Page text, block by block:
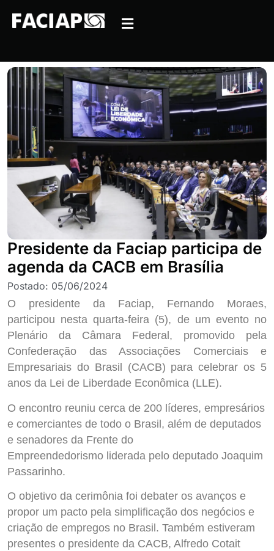
Presidente da Faciap participa de
agenda da CACB em Brasília
Postado: 05/06/2024
O presidente da Faciap, Fernando Moraes,
participou nesta quarta-feira (5), de um evento no
Plenário da Câmara Federal, promovido pela
Confederação das Associações Comerciais e
Empresariais do Brasil (CACB) para celebrar os 5
anos da Lei de Liberdade Econômica (LLE).
O encontro reuniu cerca de 200 líderes, empresários
e comerciantes de todo o Brasil, além de deputados
e senadores da Frente do
Empreendedorismo liderada pelo deputado Joaquim
Passarinho.
O objetivo da cerimônia foi debater os avanços e
propor um pacto pela simplificação dos negócios e
criação de empregos no Brasil. Também estiveram
presentes o presidente da CACB, Alfredo Cotait